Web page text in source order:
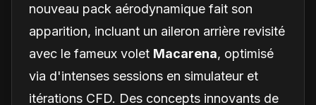
nouveau pack aérodynamique fait son
apparition, incluant un aileron arrière revisité
avec le fameux volet Macarena, optimisé
via d'intenses sessions en simulateur et
itérations CFD. Des concepts innovants de